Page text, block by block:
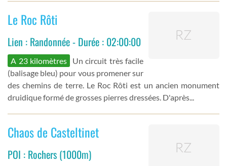
Le Roc Rôti
Lien : Randonnée - Durée : 02:00:00
A 23 kilomètres
Un circuit très facile
(balisage bleu) pour vous promener sur
des chemins de terre. Le Roc Rôti est un ancien monument
druidique formé de grosses pierres dressées. D'après...
Chaos de Casteltinet
POI : Rochers (1000m)